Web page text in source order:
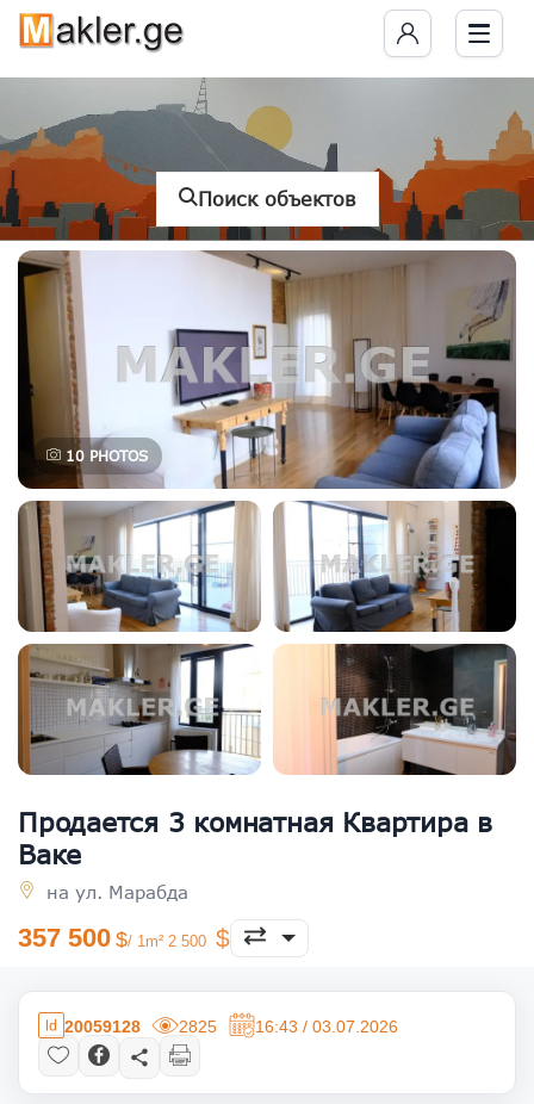
Поиск объектов
10 PHOTOS
Продается 3 комнатная Квартира в
Ваке
на ул. Марабда
357 500 / 1m² 2 500
20059128 2825 16:43 / 03.07.2026